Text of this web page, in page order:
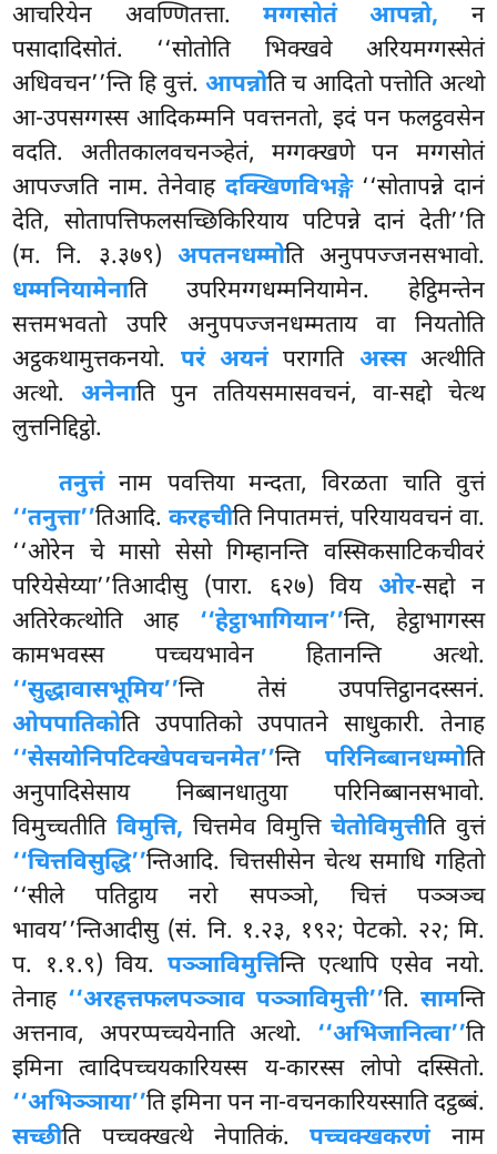
आचरियेन अवण्णितत्ता. मग्गसोतं आपन्नो, न
पसादादिसोतं. ‘‘सोतोति भिक्खवे अरियमग्गस्सेतं
अधिवचन’’न्ति हि वुत्तं. आपन्नोति च आदितो पत्तोति अत्थो
आ-उपसग्गस्स आदिकम्मनि पवत्तनतो, इदं पन फलट्ठवसेन
वदति. अतीतकालवचनञ्हेतं, मग्गक्खणे पन मग्गसोतं
आपज्जति नाम. तेनेवाह दक्खिणविभङ्गे‘‘सोतापन्ने दानं
देति, सोतापत्तिफलसच्छिकिरियाय पटिपन्ने दानं देती’’ति
(म. नि. ३.३७९) अपतनधम्मोति अनुपपज्जनसभावो.
धम्मनियामेनाति उपरिमग्गधम्मनियामेन. हेट्ठिमन्तेन
सत्तमभवतो उपरि अनुपपज्जनधम्मताय वा नियतोति
अट्ठकथामुत्तकनयो. परं अयनंपरागति अस्सअत्थीति
अत्थो. अनेनाति पुन ततियसमासवचनं, वा-सद्दो चेत्थ
लुत्तनिद्दिट्ठो.
तनुत्तंनाम पवत्तिया मन्दता, विरळता चाति वुत्तं
‘‘तनुत्ता’’तिआदि. करहचीति निपातमत्तं, परियायवचनं वा.
‘‘ओरेन चे मासो सेसो गिम्हानन्ति वस्सिकसाटिकचीवरं
परियेसेय्या’’तिआदीसु (पारा. ६२७) वियओर-सद्दो न
अतिरेकत्थोति आह ‘‘हेट्ठाभागियान’’न्ति, हेट्ठाभागस्स
कामभवस्स पच्चयभावेन हितानन्ति अत्थो.
‘‘सुद्धावासभूमिय’’न्ति तेसं उपपत्तिट्ठानदस्सनं.
ओपपातिकोति उपपातिको उपपातने साधुकारी. तेनाह
‘‘सेसयोनिपटिक्खेपवचनमेत’’न्ति परिनिब्बानधम्मोति
अनुपादिसेसाय निब्बानधातुया परिनिब्बानसभावो.
विमुच्चतीतिविमुत्ति, चित्तमेव विमुत्ति चेतोविमुत्तीति वुत्तं
‘‘चित्तविसुद्धि’’न्तिआदि. चित्तसीसेन चेत्थ समाधि गहितो
‘‘सीले पतिट्ठाय नरो सपञ्ञो, चित्तं पञ्ञञ्च
भावय’’न्तिआदीसु (सं. नि. १.२३, १९२; पेटको. २२; मि.
प. १.१.९) विय. पञ्ञाविमुत्तिन्ति एत्थापि एसेव नयो.
तेनाह ‘‘अरहत्तफलपञ्ञाव पञ्ञाविमुत्ती’’ति. सामन्ति
अत्तनाव, अपरप्पच्चयेनाति अत्थो. ‘‘अभिजानित्वा’’ति
इमिना त्वादिपच्चयकारियस्स य-कारस्स लोपो दस्सितो.
‘‘अभिञ्ञाया’’ति इमिना पन ना-वचनकारियस्साति दट्ठब्बं.
सच्छीति पच्चक्खत्थे नेपातिकं.पच्चक्खकरणंनाम